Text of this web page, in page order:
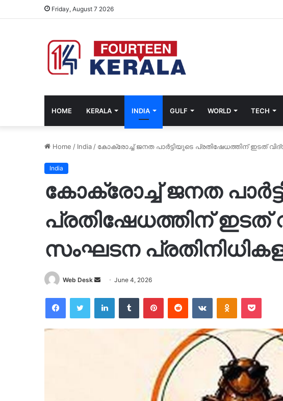
Friday, August 7 2026
HOME KERALA INDIA GULF WORLD TECH
Home / India / കോക്രോച്ച് ജനത പാർട്ടിയുടെ പ്രതിഷേധത്തിന് ഇടത്
India
കോക്രോച്ച് ജനത
പ്രതിഷേധത്തിന് ഇടത്
സംഘടന
Web Desk
Send
email
June 4, 2026
FacebookTwitter LinkedInTumblr PinterestReddit VKontakteOdnoklassniki
Pocket